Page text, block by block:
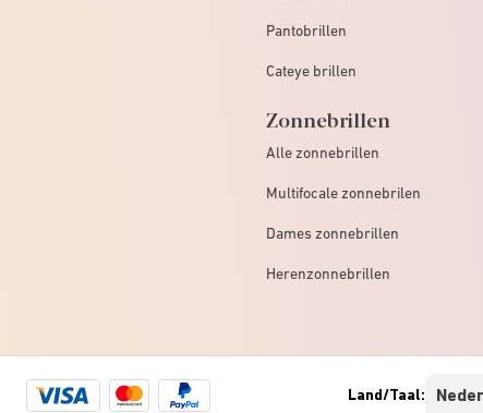
Pantobrillen
Cateye brillen
Zonnebrillen
Alle zonnebrillen
Multifocale zonnebrilen
Dames zonnebrillen
Herenzonnebrillen
Visa
Mastercard
Paypal Land/Taal: